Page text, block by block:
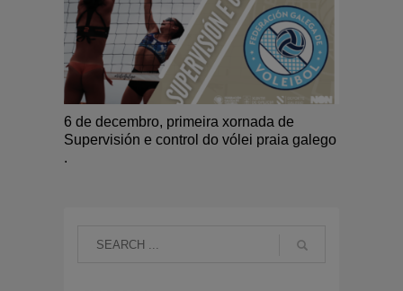
6 de decembro, primeira xornada de
Supervisión e control do vólei praia galego
.